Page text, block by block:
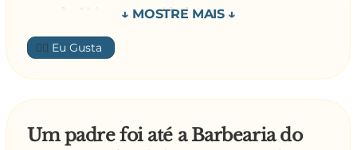
Mais adiante outra fechada.
- Seu barbeiro!
- Tudo bem? - cumprimentava Joaquim.
De repente ele deu uma fechada feia em um
mundo. Vai pra que cidade?
- Roma.
- p**..., que m**...! Cidadezinha feia! Vai se
hospedar aonde?
- No Hilton.
ver o papa?
👍🏼
Um padre foi até a Barbearia do